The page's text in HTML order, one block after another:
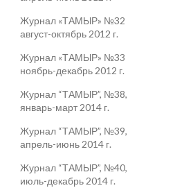
Журнал «ТАМЫР» №32
август-октябрь 2012 г.
Журнал «ТАМЫР» №33
ноябрь-декабрь 2012 г.
Журнал “ТАМЫР”, №38,
январь-март 2014 г.
Журнал “ТАМЫР”, №39,
апрель-июнь 2014 г.
Журнал “ТАМЫР”, №40,
июль-декабрь 2014 г.